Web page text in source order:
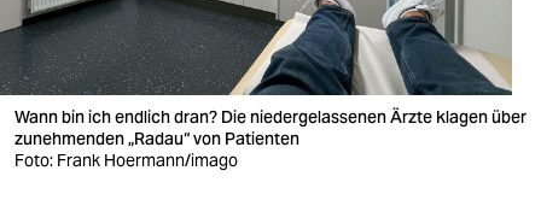
wahrheit
verlag
verlag
Wann bin ich endlich dran? Die niedergelassenen Ärzte klagen über
zunehmenden „Radau“ von Patienten
Foto: Frank Hoermann/imago